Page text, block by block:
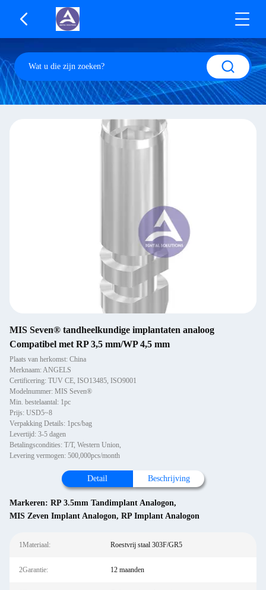
MIS Seven® tandheelkundige implantaten analoog
Compatibel met RP 3,5 mm/WP 4,5 mm
Plaats van herkomst: China
Merknaam: ANGELS
Certificering: TUV CE, ISO13485, ISO9001
Modelnummer: MIS Seven®
Min. bestelaantal: 1pc
Prijs: USD5~8
Verpakking Details: 1pcs/bag
Levertijd: 3-5 dagen
Betalingscondities: T/T, Western Union,
Levering vermogen: 500,000pcs/month
Detail Beschrijving
Markeren: RP 3.5mm Tandimplant Analogon,
MIS Zeven Implant Analogon, RP Implant Analogon
1Materiaal: Roestvrij staal 303F/GR5
2Garantie: 12 maanden